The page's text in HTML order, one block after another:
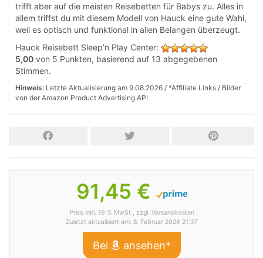
trifft aber auf die meisten Reisebetten für Babys zu. Alles in
allem triffst du mit diesem Modell von Hauck eine gute Wahl,
weil es optisch und funktional in allen Belangen überzeugt.
Hauck Reisebett Sleep’n Play Center:
5,00 von 5 Punkten, basierend auf 13 abgegebenen
Stimmen.
Hinweis: Letzte Aktualisierung am 9.08.2026 / *Affiliate Links / Bilder
von der Amazon Product Advertising API
91,45 €
Preis inkl. 19 % MwSt., zzgl. Versandkosten
Zuletzt aktualisiert am: 8. Februar 2024 21:37
Bei ansehen*